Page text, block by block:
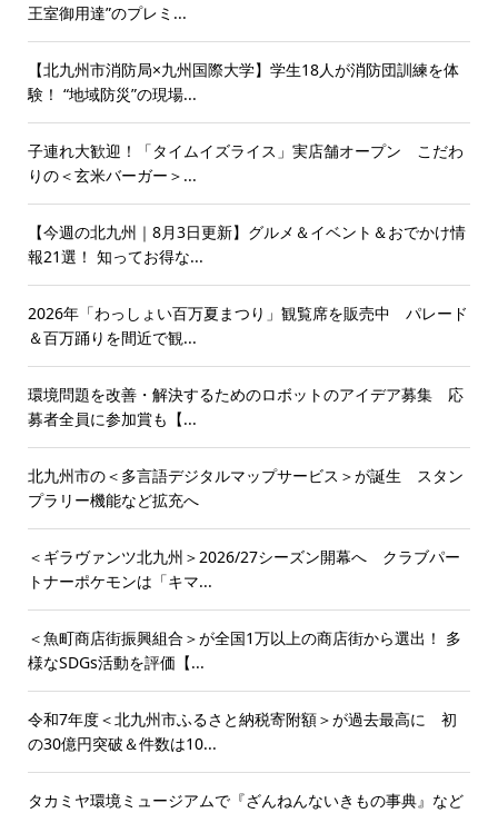
王室御用達”のプレミ...
【北九州市消防局×九州国際大学】学生18人が消防団訓練を体
験！ “地域防災”の現場...
子連れ大歓迎！「タイムイズライス」実店舗オープン こだわ
りの＜玄米バーガー＞...
【今週の北九州｜8月3日更新】グルメ＆イベント＆おでかけ情
報21選！ 知ってお得な...
2026年「わっしょい百万夏まつり」観覧席を販売中 パレード
＆百万踊りを間近で観...
環境問題を改善・解決するためのロボットのアイデア募集 応
募者全員に参加賞も【...
北九州市の＜多言語デジタルマップサービス＞が誕生 スタン
プラリー機能など拡充へ
＜ギラヴァンツ北九州＞2026/27シーズン開幕へ クラブパー
トナーポケモンは「キマ...
＜魚町商店街振興組合＞が全国1万以上の商店街から選出！ 多
様なSDGs活動を評価【...
令和7年度＜北九州市ふるさと納税寄附額＞が過去最高に 初
の30億円突破＆件数は10...
タカミヤ環境ミュージアムで『ざんねんないきもの事典』など